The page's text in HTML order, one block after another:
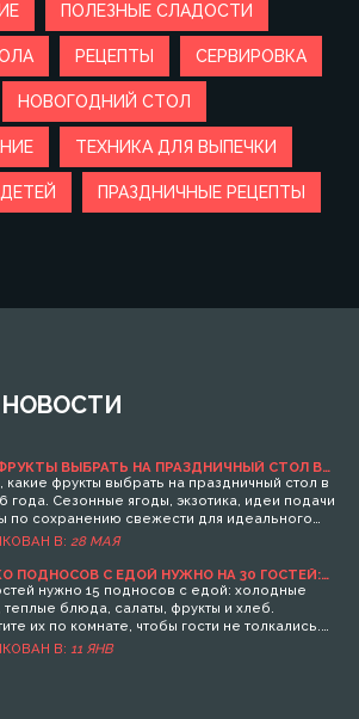
ПОЛЕЗНЫЕ СЛАДОСТИ
РЕЦЕПТЫ СЕРВИРОВКА
НОВОГОДНИЙ СТОЛ
ТЕХНИКА ДЛЯ ВЫПЕЧКИ
ПРАЗДНИЧНЫЕ РЕЦЕПТЫ
ВЫБРАТЬ НА ПРАЗДНИЧНЫЙ СТОЛ В
СЕЗОННЫЕ ХИТЫ И ИДЕИ ПОДАЧИ
какие фрукты выбрать на праздничный стол в
года. Сезонные ягоды, экзотика, идеи подачи
по сохранению свежести для идеального
В: 28 МАЯ
ПОДНОСОВ С ЕДОЙ НУЖНО НА 30 ГОСТЕЙ:
РУКОВОДСТВО
нужно 15 подносов с едой: холодные
теплые блюда, салаты, фрукты и хлеб.
их по комнате, чтобы гости не толкались.
- удобство, а не количество.
В: 11 ЯНВ